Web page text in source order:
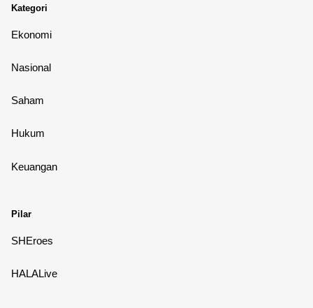
Kategori
Ekonomi
Nasional
Saham
Hukum
Keuangan
Pilar
SHEroes
HALALive